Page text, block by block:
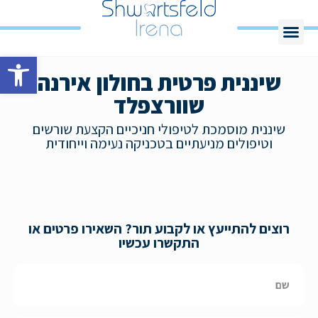
פתח
שיננית פרטית בחולון אירנה
שוורצפלד
שיננית מוסמכת לטיפולי חניכיים הקצעת שורשים
וטיפולים מניעתיים בטכניקה נעימה וייחודית
רוצים להתייעץ או לקבוע תור? השאירו פרטים או
התקשרו עכשיו